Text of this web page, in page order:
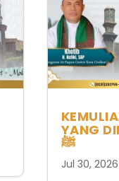
YANG
ﷺ
Jul 30, 2026